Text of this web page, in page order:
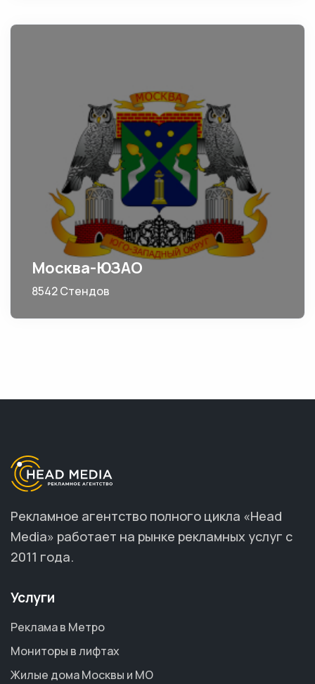
Москва-ЮЗАО
8542 Стендов
Рекламное агентство полного цикла «Head
Media» работает на рынке рекламных услуг с
2011 года.
Услуги
Реклама в Метро
Мониторы в лифтах
Жилые дома Москвы и МО